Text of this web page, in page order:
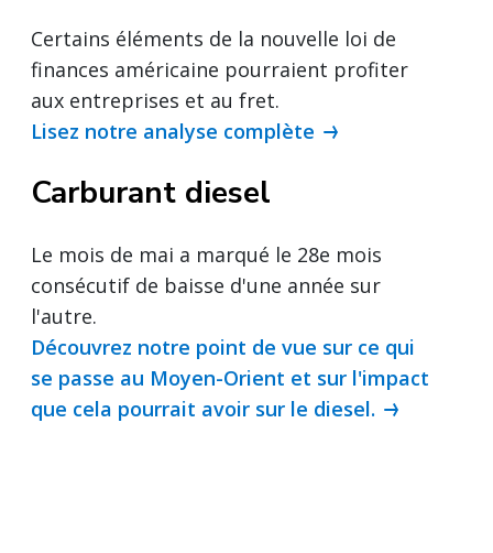
Certains éléments de la nouvelle loi de
finances américaine pourraient profiter
aux entreprises et au fret.
Lisez notre analyse complète
Carburant diesel
Le mois de mai a marqué le 28e mois
consécutif de baisse d'une année sur
l'autre.
Découvrez notre point de vue sur ce qui
se passe au Moyen-Orient et sur l'impact
que cela pourrait avoir sur le diesel.